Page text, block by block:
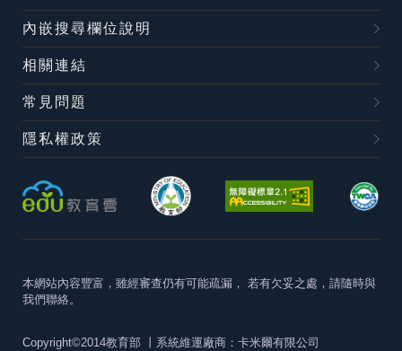
內嵌搜尋欄位說明
相關連結
常見問題
隱私權政策
本網站內容豐富，雖經審查仍有可能疏漏， 若有欠妥之處，請隨時與
我們聯絡。
Copyright©2014教育部 丨系統維運廠商：卡米爾有限公司